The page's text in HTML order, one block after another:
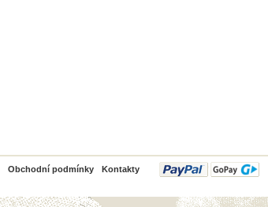
Obchodní podmínky Kontakty
PayPal